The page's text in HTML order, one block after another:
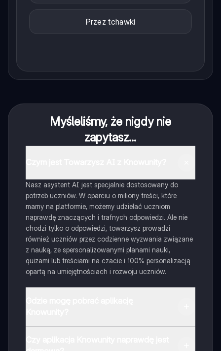
Przez tchawki
Myśleliśmy, że nigdy nie
zapytasz...
Nasz asystent AI jest specjalnie dostosowany do
potrzeb uczniów. W oparciu o miliony treści, które
mamy na platformie, możemy udzielać uczniom
naprawdę znaczących i trafnych odpowiedzi. Ale nie
chodzi tylko o odpowiedzi, towarzysz prowadzi
również uczniów przez codzienne wyzwania związane
z nauką, ze spersonalizowanymi planami nauki,
quizami lub treściami na czacie i 100% personalizacją
opartą na umiejętnościach i rozwoju uczniów.